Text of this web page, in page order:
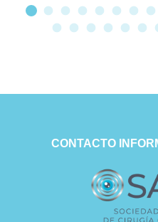
CONTACTO